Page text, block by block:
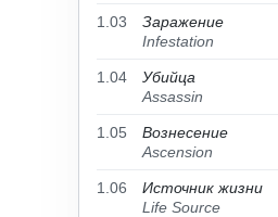
1.03
Заражение
Infestation
1.04
Убийца
Assassin
1.05
Вознесение
Ascension
1.06
Источник жизни
Life Source